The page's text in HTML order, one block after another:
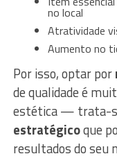
no local
Atratividade
Aumento no
Por isso, optar por
de qualidade é
estética — trata-
estratégicoque
resultados do seu